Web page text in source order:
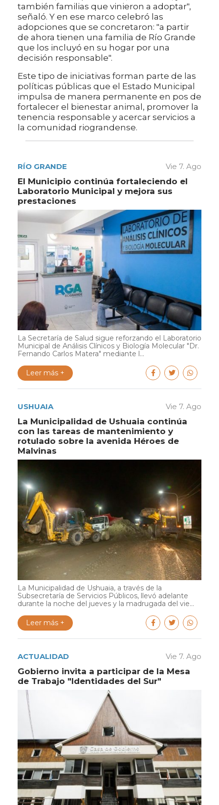
también familias que vinieron a adoptar",
señaló. Y en ese marco celebró las
adopciones que se concretaron: "a partir
de ahora tienen una familia de Río Grande
que los incluyó en su hogar por una
decisión responsable".
Este tipo de iniciativas forman parte de las
políticas públicas que el Estado Municipal
impulsa de manera permanente en pos de
fortalecer el bienestar animal, promover la
tenencia responsable y acercar servicios a
la comunidad riograndense.
RÍO GRANDE Vie 7. Ago
El Municipio continúa fortaleciendo el
Laboratorio Municipal y mejora sus
prestaciones
La Secretaría de Salud sigue reforzando el Laboratorio
Municipal de Análisis Clínicos y Biología Molecular "Dr.
Fernando Carlos Matera" mediante l...
Leer más +
USHUAIA Vie 7. Ago
La Municipalidad de Ushuaia continúa
con las tareas de mantenimiento y
rotulado sobre la avenida Héroes de
Malvinas
La Municipalidad de Ushuaia, a través de la
Subsecretaría de Servicios Públicos, llevó adelante
durante la noche del jueves y la madrugada del vie...
Leer más +
ACTUALIDAD Vie 7. Ago
Gobierno invita a participar de la Mesa
de Trabajo "Identidades del Sur"